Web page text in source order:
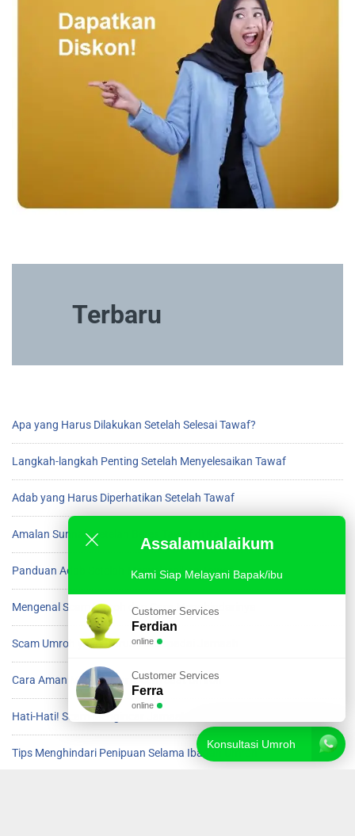
Terbaru
Apa yang Harus Dilakukan Setelah Selesai Tawaf?
Langkah-langkah Penting Setelah Menyelesaikan Tawaf
Adab yang Harus Diperhatikan Setelah Tawaf
Amalan Sunnah Setelah Beres Tawaf di Ka’bah
Panduan Adab Setelah Menyelesaikan Tawaf
Mengenal Scam Umroh dan Cara Menghindarinya
Scam Umroh yang Harus Diwaspadai Jamaah
Cara Aman Menghindari Scam saat Umroh
Hati-Hati! Scam Mengincar Jamaah Umroh
Tips Menghindari Penipuan Selama Ibadah Umroh
Konsultasi Umroh
Assalamualaikum
Kami Siap Melayani Bapak/ibu
Customer Services
Ferdian
online
Customer Services
Ferra
online